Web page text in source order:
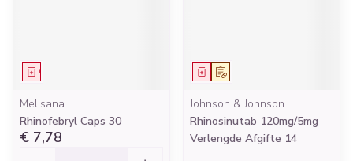
Geneesmiddel
Melisana
Rhinofebryl Caps 30
€ 7,78
Op voorschrift
Geneesmiddel
Johnson & Johnson
Rhinosinutab 120mg/5mg
Verlengde Afgifte 14